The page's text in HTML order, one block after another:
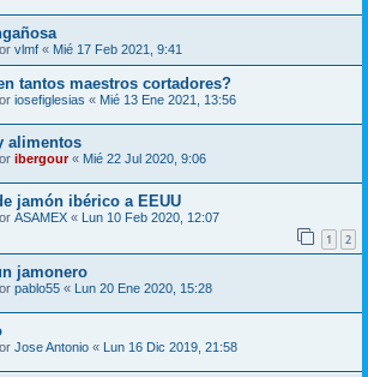
vlmf « Mié 17 Feb 2021, 9:41
tantos maestros cortadores?
iosefiglesias « Mié 13 Ene 2021, 13:56
alimentos
ibergour« Mié 22 Jul 2020, 9:06
jamón ibérico a EEUU
ASAMEX «
Lun 10 Feb 2020, 12:07
1 2
jamonero
pablo55 « Lun 20 Ene 2020, 15:28
Jose Antonio « Lun 16 Dic 2019, 21:58